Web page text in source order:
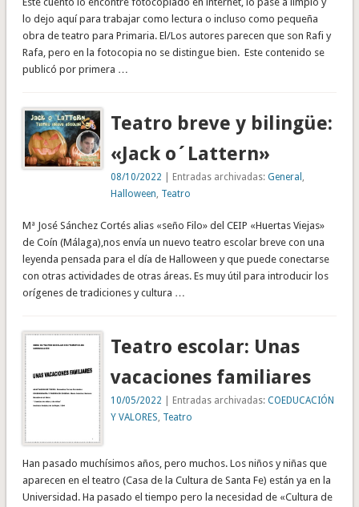
lo dejo aquí para trabajar como lectura o incluso como pequeña
obra de teatro para Primaria. El/Los autores parecen que son Rafi y
Rafa, pero en la fotocopia no se distingue bien. Este contenido se
publicó por primera …
Teatro breve y bilingüe:
«Jack o´Lattern»
08/10/2022 | Entradas archivadas:General
Halloween Teatro
Mª José Sánchez Cortés alias «seño Filo» del CEIP «Huertas Viejas»
de Coín (Málaga),nos envía un nuevo teatro escolar breve con una
leyenda pensada para el día de Halloween y que puede conectarse
con otras actividades de otras áreas. Es muy útil para introducir los
orígenes de tradiciones y cultura …
Teatro escolar: Unas
vacaciones familiares
10/05/2022 | Entradas archivadas:COEDUCACIÓN
Y VALORES Teatro
Han pasado muchísimos años, pero muchos. Los niños y niñas que
aparecen en el teatro (Casa de la Cultura de Santa Fe) están ya en la
Universidad. Ha pasado el tiempo pero la necesidad de «Cultura de